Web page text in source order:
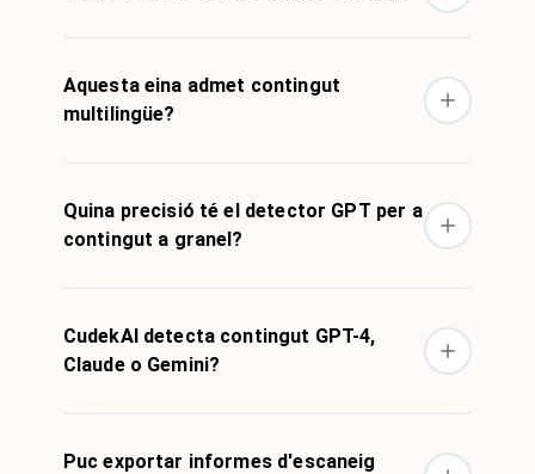
Aquesta eina admet contingut
multilingüe?
Quina precisió té el detector GPT per a
contingut a granel?
CudekAI detecta contingut GPT-4,
Claude o Gemini?
Puc exportar informes d'escaneig